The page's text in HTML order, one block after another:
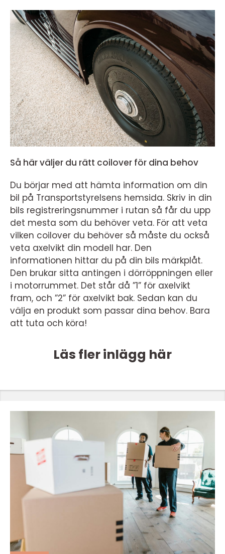
Så här väljer du rätt coilover för dina behov
Du börjar med att hämta information om din
bil på Transportstyrelsens hemsida. Skriv in din
bils registreringsnummer i rutan så får du upp
det mesta som du behöver veta. För att veta
vilken coilover du behöver så måste du också
veta axelvikt din modell har. Den
informationen hittar du på din bils märkplåt.
Den brukar sitta antingen i dörröppningen eller
i motorrummet. Det står då ”1” för axelvikt
fram, och ”2” för axelvikt bak. Sedan kan du
välja en produkt som passar dina behov. Bara
att tuta och köra!
Läs fler inlägg här